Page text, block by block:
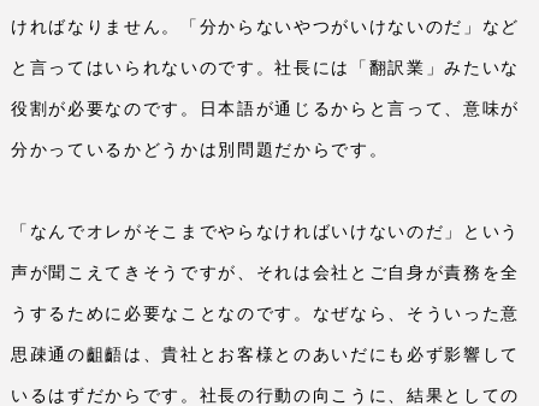
ければなりません。「分からないやつがいけないのだ」など
と言ってはいられないのです。社長には「翻訳業」みたいな
役割が必要なのです。日本語が通じるからと言って、意味が
分かっているかどうかは別問題だからです。
「なんでオレがそこまでやらなければいけないのだ」という
声が聞こえてきそうですが、それは会社とご自身が責務を全
うするために必要なことなのです。なぜなら、そういった意
思疎通の齟齬は、貴社とお客様とのあいだにも必ず影響して
いるはずだからです。社長の行動の向こうに、結果としての